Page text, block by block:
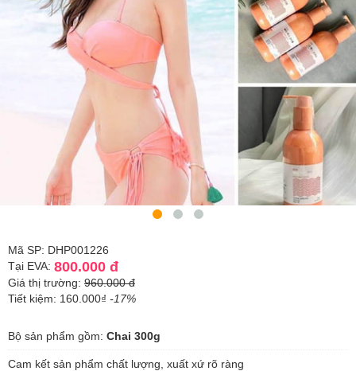
Mã SP: DHP001226
Tại EVA: 800.000 đ
Giá thị trường: 960.000 đ
Tiết kiệm: 160.000₫ -17%
Bộ sản phẩm gồm: Chai 300g
Cam kết sản phẩm chất lượng, xuất xứ rõ ràng